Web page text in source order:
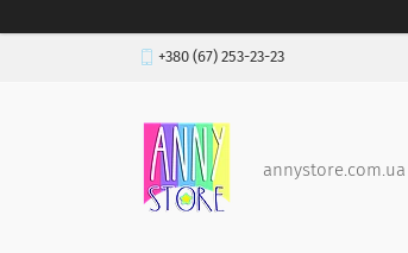
+380 (67) 253-23-23
annystore.com.ua